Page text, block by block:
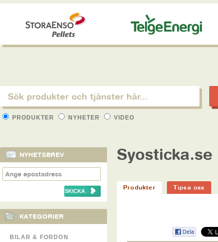
PRODUKTER NYHETER VIDEO
NYHETSBREV
KATEGORIER
BILAR & FORDON
Syosticka.se
Produkter Tipsa oss